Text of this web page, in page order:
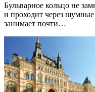
Бульварное кольцо не
и проходит через
занимает почти…